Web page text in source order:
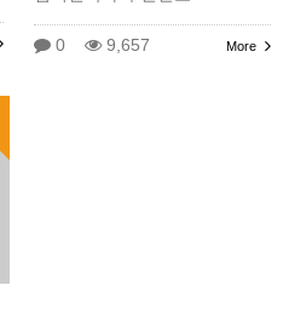
0 9,657 More